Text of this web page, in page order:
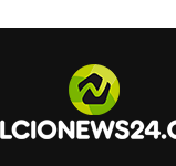
infortuni,
più